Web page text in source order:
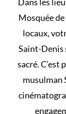
Mosquée
locaux,
Saint-Denis
sacré.
musulman